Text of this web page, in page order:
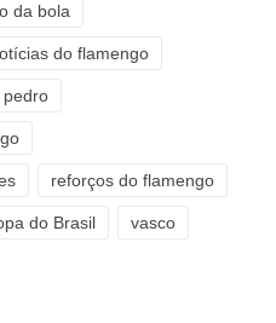
da bola
do flamengo
pedro
reforços do flamengo
do Brasil vasco